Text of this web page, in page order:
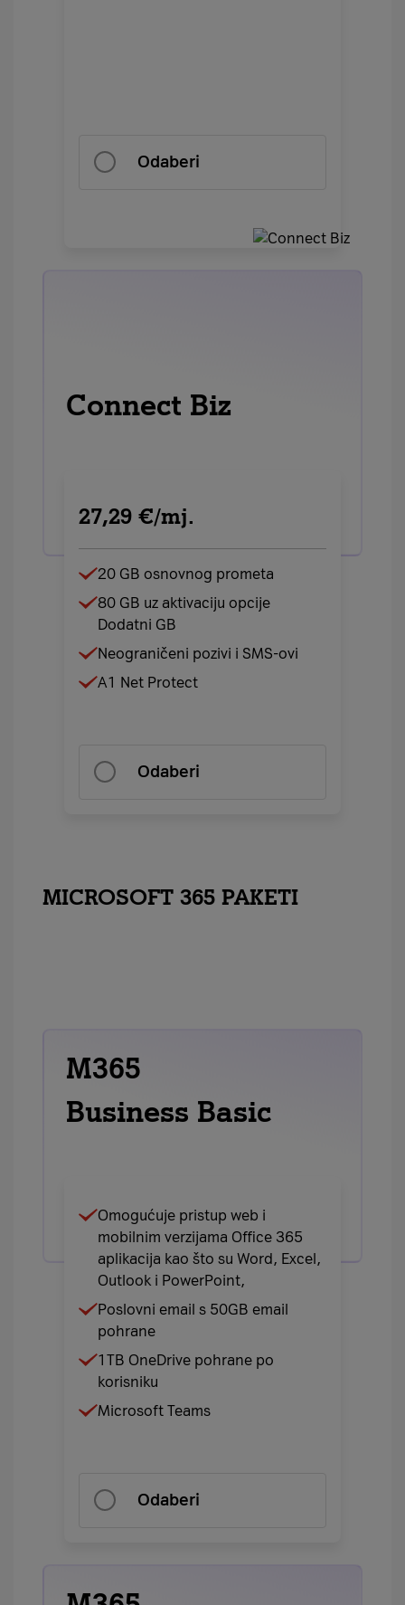
Odaberi
Connect Biz
27,29 €/mj.
20 GB osnovnog prometa
80 GB uz aktivaciju opcije
Dodatni GB
Neograničeni pozivi i SMS-ovi
A1 Net Protect
Odaberi
MICROSOFT 365 PAKETI
M365
Business Basic
Omogućuje pristup web i
mobilnim verzijama Office 365
aplikacija kao što su Word, Excel,
Outlook i PowerPoint,
Poslovni email s 50GB email
pohrane
1TB OneDrive pohrane po
korisniku
Microsoft Teams
Odaberi